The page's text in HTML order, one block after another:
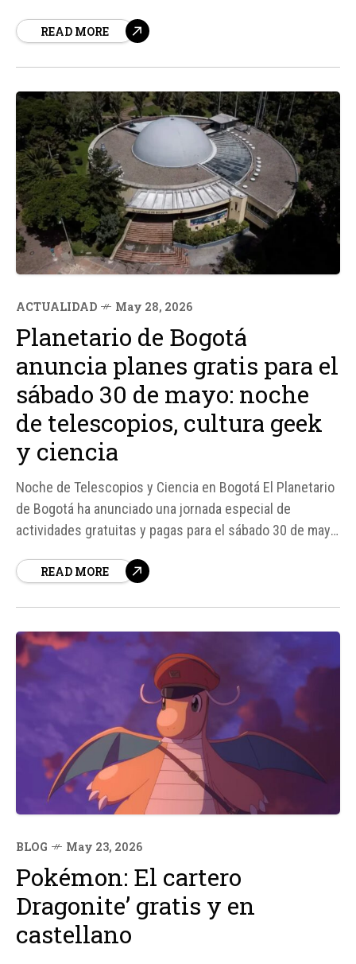
Spotify, HBO Max y Apple TV, hasta herramientas de
READ MORE
ACTUALIDAD May 28, 2026
Planetario de Bogotá
anuncia planes gratis para el
sábado 30 de mayo: noche
de telescopios, cultura geek
y ciencia
Noche de Telescopios y Ciencia en Bogotá El Planetario
de Bogotá ha anunciado una jornada especial de
actividades gratuitas y pagas para el sábado 30 de mayo,
constelaciones, superhéroes, mitología y exploración
READ MORE
BLOG May 23, 2026
Pokémon: El cartero
Dragonite’ gratis y en
castellano